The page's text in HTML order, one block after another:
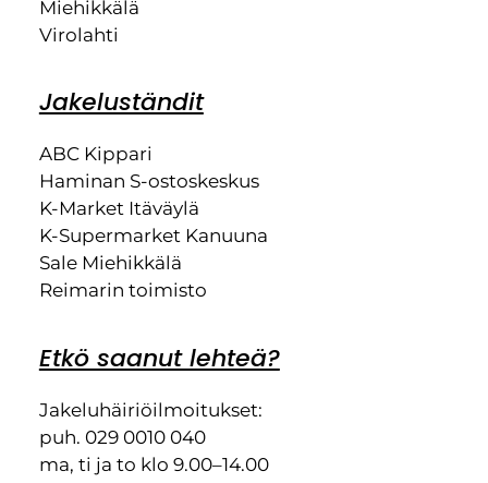
Miehikkälä
Virolahti
Jakeluständit
ABC Kippari
Haminan S-ostoskeskus
K-Market Itäväylä
K-Supermarket Kanuuna
Sale Miehikkälä
Reimarin toimisto
Etkö saanut lehteä?
Jakeluhäiriöilmoitukset:
puh. 029 0010 040
ma, ti ja to klo 9.00–14.00